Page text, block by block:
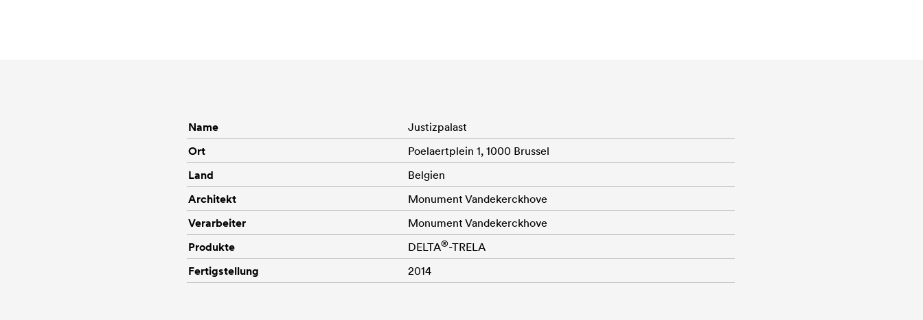
Name
Justizpalast
Ort
Poelaertplein 1, 1000 Brussel
Land
Belgien
Architekt
Monument Vandekerckhove
Verarbeiter
Monument Vandekerckhove
Produkte
DELTA®-TRELA
Fertigstellung
2014